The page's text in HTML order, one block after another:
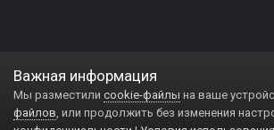
Важная информация
Мы разместили cookie-файлы на ваше
файлов, или продолжить без изменения